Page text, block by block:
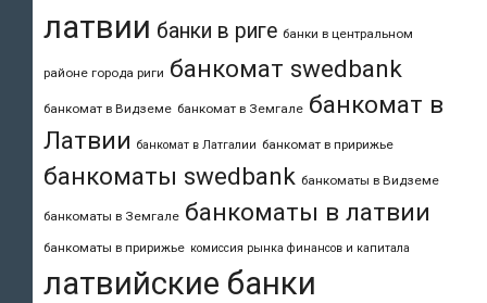
латвии банки в риге банки в центральном
районе города риги банкомат swedbank
банкомат в Видземе банкомат в Земгале банкомат в
Латвии банкомат в Латгалии банкомат в пририжье
банкоматы swedbank банкоматы в Видземе
банкоматы в Земгале банкоматы в латвии
банкоматы в пририжье комиссия рынка финансов и капитала
латвийские банки